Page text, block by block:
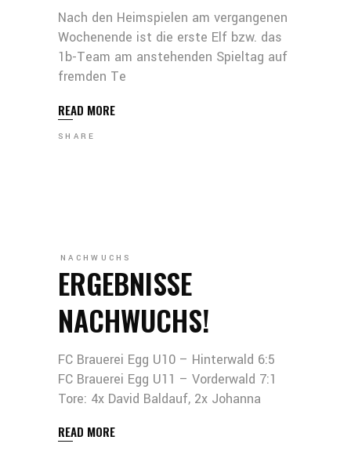
Nach den Heimspielen am vergangenen
Wochenende ist die erste Elf bzw. das
1b-Team am anstehenden Spieltag auf
fremden Te
READ MORE
SHARE
NACHWUCHS
ERGEBNISSE
NACHWUCHS!
FC Brauerei Egg U10 – Hinterwald 6:5
FC Brauerei Egg U11 – Vorderwald 7:1
Tore: 4x David Baldauf, 2x Johanna
READ MORE